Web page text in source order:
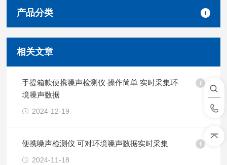
产品分类
相关文章
手提箱款便携噪声检测仪 操作简单 实时采集环
境噪声数据
2024-12-19
便携噪声检测仪 可对环境噪声数据实时采集
2024-11-18